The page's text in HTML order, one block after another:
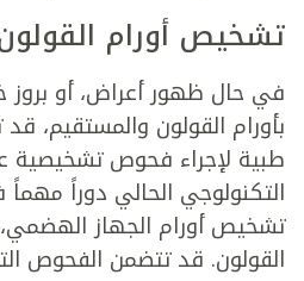
تشخيص أورام
في حال ظهور أعراض، أو بروز
بأورام القولون والمستقيم،
طبية لإجراء فحوص تشخيصية
التكنولوجي الحالي دوراً
تشخيص أورام الجهاز الهضمي،
القولون. قد تتضمن الفحوص